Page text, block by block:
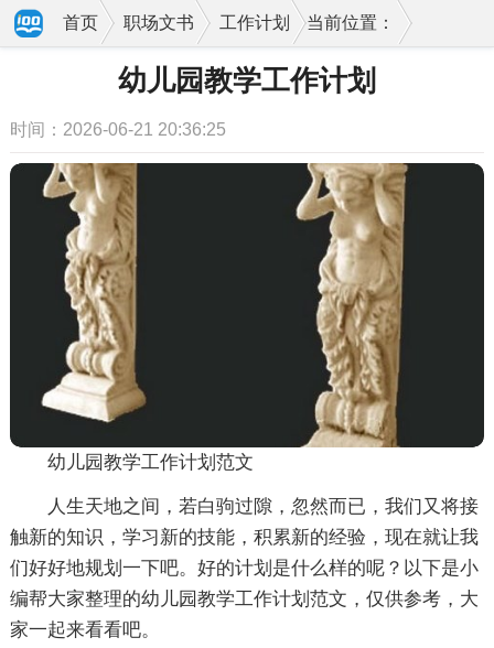
当前位置：
首页 职场文书 工作计划
幼儿园教学工作计划
时间：2026-06-21 20:36:25
幼儿园教学工作计划范文
人生天地之间，若白驹过隙，忽然而已，我们又将接
触新的知识，学习新的技能，积累新的经验，现在就让我
们好好地规划一下吧。好的计划是什么样的呢？以下是小
编帮大家整理的幼儿园教学工作计划范文，仅供参考，大
家一起来看看吧。